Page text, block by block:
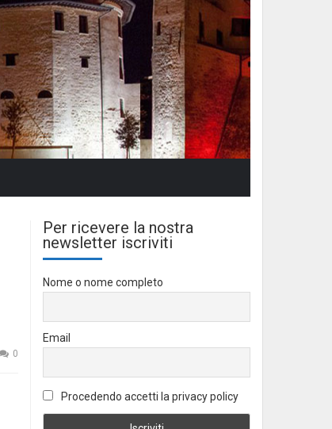
0
Per ricevere la nostra
newsletter iscriviti
Nome o nome completo
Email
Procedendo accetti la privacy policy